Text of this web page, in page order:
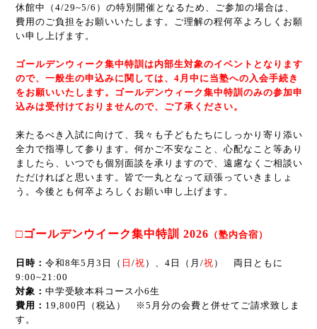
休館中（4/29~5/6）の特別開催となるため、ご参加の場合は、
費用のご負担をお願いいたします。ご理解の程何卒よろしくお願
い申し上げます。
ゴールデンウィーク集中特訓は内部生対象のイベントとなります
ので、一般生の申込みに関しては、4月中に当塾への入会手続き
をお願いいたします。ゴールデンウィーク集中特訓のみの参加申
込みは受付けておりませんので、ご了承ください。
来たるべき入試に向けて、我々も子どもたちにしっかり寄り添い
全力で指導して参ります。何かご不安なこと、心配なこと等あり
ましたら、いつでも個別面談を承りますので、遠慮なくご相談い
ただければと思います。皆で一丸となって頑張っていきましょ
う。今後とも何卒よろしくお願い申し上げます。
□ゴールデンウイーク集中特訓 2026 （塾内合宿）
日時： 令和8年5月3日（ 日 /祝 ）、4日（月/祝 ） 両日ともに
9:00~21:00
対象： 中学受験本科コース小6生
費用： 19,800円（税込） ※5月分の会費と併せてご請求致しま
す。